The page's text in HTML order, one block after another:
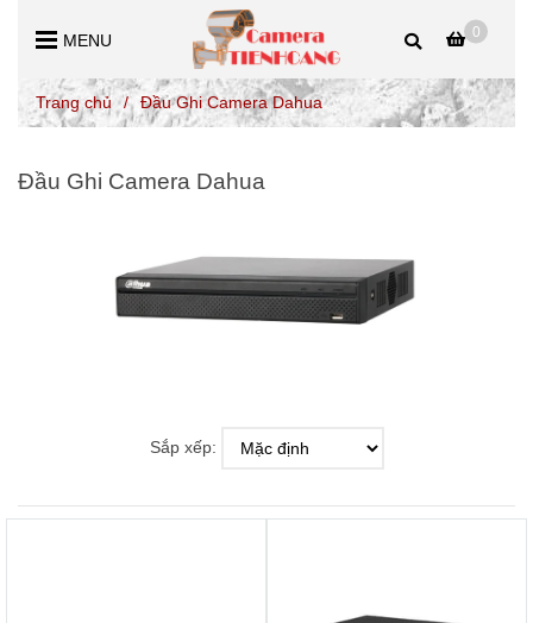
0
MENU
Trang chủ / Đầu Ghi Camera Dahua
Đầu Ghi Camera Dahua
Sắp xếp: